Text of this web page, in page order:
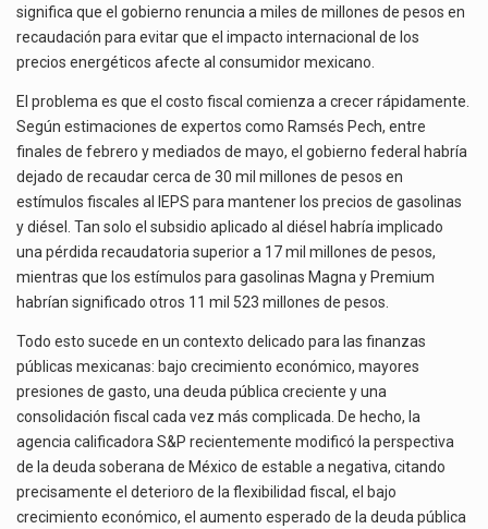
significa que el gobierno renuncia a miles de millones de pesos en
recaudación para evitar que el impacto internacional de los
precios energéticos afecte al consumidor mexicano.
El problema es que el costo fiscal comienza a crecer rápidamente.
Según estimaciones de expertos como Ramsés Pech, entre
finales de febrero y mediados de mayo, el gobierno federal habría
dejado de recaudar cerca de 30 mil millones de pesos en
estímulos fiscales al IEPS para mantener los precios de gasolinas
y diésel. Tan solo el subsidio aplicado al diésel habría implicado
una pérdida recaudatoria superior a 17 mil millones de pesos,
mientras que los estímulos para gasolinas Magna y Premium
habrían significado otros 11 mil 523 millones de pesos.
Todo esto sucede en un contexto delicado para las finanzas
públicas mexicanas: bajo crecimiento económico, mayores
presiones de gasto, una deuda pública creciente y una
consolidación fiscal cada vez más complicada. De hecho, la
agencia calificadora S&P recientemente modificó la perspectiva
de la deuda soberana de México de estable a negativa, citando
precisamente el deterioro de la flexibilidad fiscal, el bajo
crecimiento económico, el aumento esperado de la deuda pública